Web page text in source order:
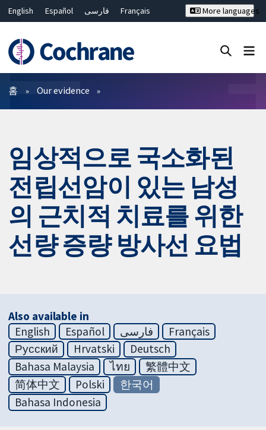
English Español فارسی
Français
Bahasa Malaysia
ไทย
繁體中文
简体中文
More languages
필터
홈 Our evidence
임상적으로 국소화된
전립선암이 있는 남성
의 근치적 치료를 위한
선량 증량 방사선 요법
Also available in
English
Español فارسی
Français
Русский
Hrvatski
Deutsch
Bahasa Malaysia
ไทย
繁體中文
简体中文
Polski
한국어
Bahasa Indonesia